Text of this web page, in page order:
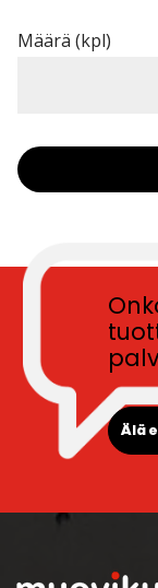
Määrä (kpl)
Älä